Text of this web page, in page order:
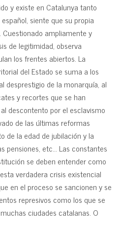
y existe en Catalunya tanto
siente que su propia
ampliamente y
de legitimidad, observa
los frentes abiertos. La
del Estado se suma a los
desprestigio de la monarquía, al
y recortes que se han
descontento por el esclavismo
de las últimas reformas
de la edad de jubilación y la
pensiones, etc… Las constantes
se deben entender como
verdadera crisis existencial
en el proceso se sancionen y se
represivos como los que se
ciudades catalanas. O